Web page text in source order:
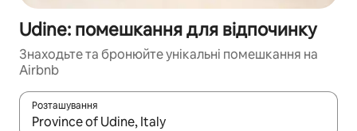
Udine: помешкання для відпочинку
Знаходьте та бронюйте унікальні помешкання на
Airbnb
Розташування
Отримавши результати пошуку, використовуйте для